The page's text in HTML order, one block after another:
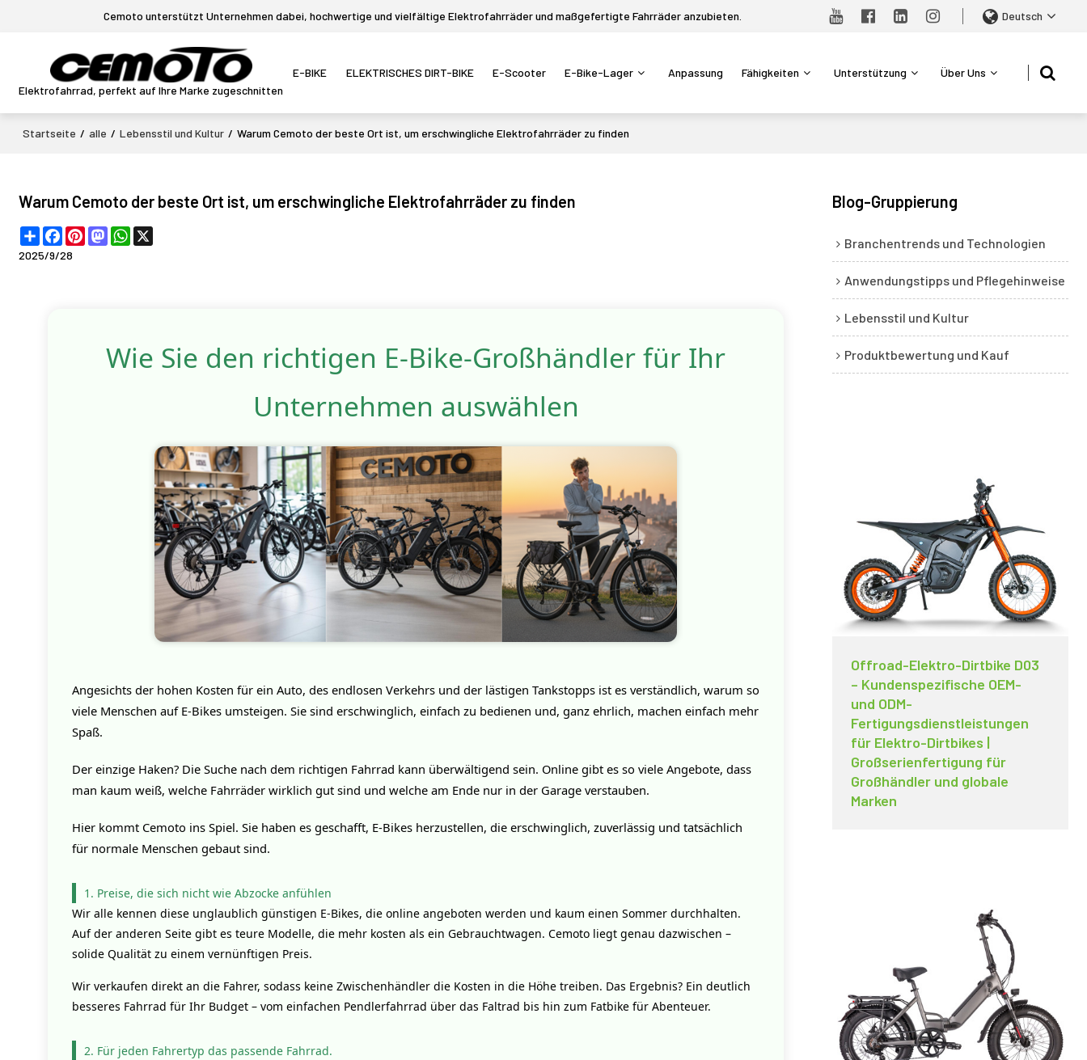
Cemoto unterstützt Unternehmen dabei, hochwertige und vielfältige Elektrofahrräder und maßgefertigte Fahrräder anzubieten. Deutsch
Elektrofahrrad, perfekt auf Ihre Marke zugeschnitten
E-BIKE ELEKTRISCHES DIRT-BIKE E-Scooter E-Bike-Lager Anpassung Fähigkeiten Unterstützung Über Uns
Startseite / alle / Lebensstil und Kultur / Warum Cemoto der beste Ort ist, um erschwingliche Elektrofahrräder zu finden
Warum Cemoto der beste Ort ist, um erschwingliche Elektrofahrräder zu finden
ShareFacebook
PinterestMastodonWhatsApp
2025/9/28
Wie Sie den richtigen E-Bike-Großhändler für Ihr
Unternehmen auswählen
Angesichts der hohen Kosten für ein Auto, des endlosen Verkehrs und der lästigen Tankstopps ist es verständlich, warum so
viele Menschen auf E-Bikes umsteigen. Sie sind erschwinglich, einfach zu bedienen und, ganz ehrlich, machen einfach mehr
Spaß.
Der einzige Haken? Die Suche nach dem richtigen Fahrrad kann überwältigend sein. Online gibt es so viele Angebote, dass
man kaum weiß, welche Fahrräder wirklich gut sind und welche am Ende nur in der Garage verstauben.
Hier kommt Cemoto ins Spiel. Sie haben es geschafft, E-Bikes herzustellen, die erschwinglich, zuverlässig und tatsächlich
für normale Menschen gebaut sind.
1. Preise, die sich nicht wie Abzocke anfühlen
Wir alle kennen diese unglaublich günstigen E-Bikes, die online angeboten werden und kaum einen Sommer durchhalten.
Auf der anderen Seite gibt es teure Modelle, die mehr kosten als ein Gebrauchtwagen. Cemoto liegt genau dazwischen –
solide Qualität zu einem vernünftigen Preis.
Wir verkaufen direkt an die Fahrer, sodass keine Zwischenhändler die Kosten in die Höhe treiben. Das Ergebnis? Ein deutlich
besseres Fahrrad für Ihr Budget – vom einfachen Pendlerfahrrad über das Faltrad bis hin zum Fatbike für Abenteuer.
2. Für jeden Fahrertyp das passende Fahrrad.
Blog-Gruppierung
Branchentrends und Technologien
Anwendungstipps und Pflegehinweise
Lebensstil und Kultur
Produktbewertung und Kauf
Offroad-Elektro-Dirtbike D03
– Kundenspezifische OEM-
und ODM-
Fertigungsdienstleistungen
für Elektro-Dirtbikes |
Großserienfertigung für
Großhändler und globale
Marken